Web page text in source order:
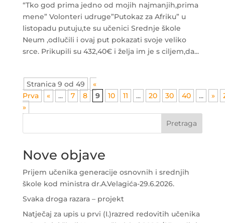
“Tko god prima jedno od mojih najmanjih,prima
mene” Volonteri udruge”Putokaz za Afriku” u
listopadu putuju,te su učenici Srednje škole
Neum ,odlučili i ovaj put pokazati svoje veliko
srce. Prikupili su 432,40€ i želja im je s ciljem,da...
Stranica 9 od 49
«
Prva
« ... 7 8 9 10 11 ... 20 30 40 ... »
»
Pretraga
Nove objave
Prijem učenika generacije osnovnih i srednjih
škole kod ministra dr.A.Velagića-29.6.2026.
Svaka droga razara – projekt
Natječaj za upis u prvi (I.)razred redovitih učenika